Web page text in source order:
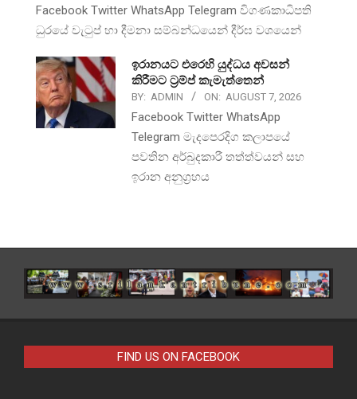
Facebook Twitter WhatsApp Telegram විගණකාධිපති
ධුරයේ වැටුප් හා දීමනා සම්බන්ධයෙන් දීර්ඝ වශයෙන්
ඉරානයට එරෙහි යුද්ධය අවසන්
කිරීමට ට්‍රම්ප් කැමැත්තෙන්
BY: ADMIN ON: AUGUST 7, 2026
Facebook Twitter WhatsApp
Telegram මැදපෙරදිග කලාපයේ
පවතින අර්බුදකාරී තත්ත්වයන් සහ
ඉරාන අනුග්‍රහය
FIND US ON FACEBOOK